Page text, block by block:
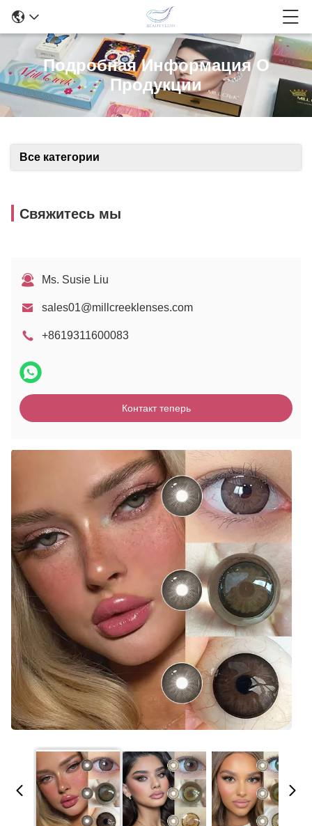
Подробная Информация О
Продукции
Все категории
Свяжитесь мы
Ms. Susie Liu
sales01@millcreeklenses.com
+8619311600083
Контакт теперь